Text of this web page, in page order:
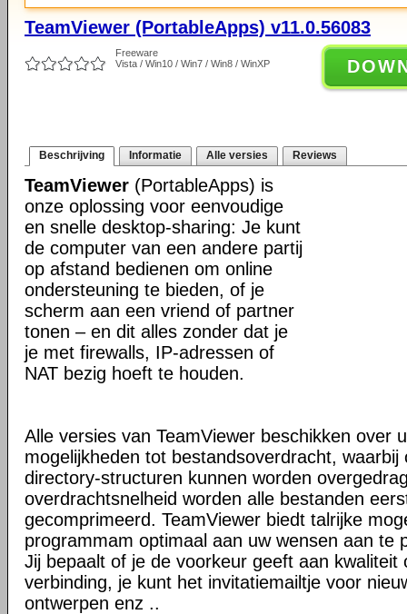
TeamViewer (PortableApps) v11.0.56083
Freeware
Vista / Win10 / Win7 / Win8 / WinXP
Beschrijving Informatie Alle versies Reviews
TeamViewer (PortableApps) is
onze oplossing voor eenvoudige
en snelle desktop-sharing: Je kunt
de computer van een andere partij
op afstand bedienen om online
ondersteuning te bieden, of je
scherm aan een vriend of partner
tonen – en dit alles zonder dat je
je met firewalls, IP-adressen of
NAT bezig hoeft te houden.
Alle versies van TeamViewer beschikken over
mogelijkheden tot bestandsoverdracht, waarbij
directory-structuren kunnen worden
overdrachtsnelheid worden alle bestanden
gecomprimeerd. TeamViewer biedt talrijke
programmam optimaal aan uw wensen aan te
Jij bepaalt of je de voorkeur geeft aan kwaliteit
verbinding, je kunt het invitatiemailtje voor
ontwerpen enz ..